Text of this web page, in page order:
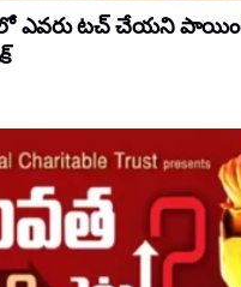
టచ్ చేయని పాయింట్